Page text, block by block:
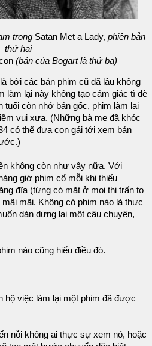
trongSatan Met a Lady, phiên bản
thứ hai
(bản của Bogart là thứ ba)
bởi các bản phim cũ đã lâu không
làm lại này không tạo cảm giác tì đè
còn nhớ bản gốc, phim làm lại
vui xưa. (Những bà mẹ đã khóc
có thể đưa con gái tới xem bản
không còn như vậy nữa. Với
giờ phim cổ mỗi khi thiếu
đĩa (từng có mặt ở mọi thị trấn to
mãi. Không có phim nào là thực
dàn dựng lại một câu chuyện,
nào cũng hiểu điều đó.
hộ việc làm lại một phim đã được
nỗi không ai thực sự xem nó, hoặc